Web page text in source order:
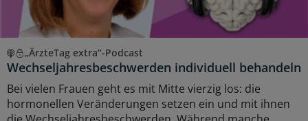
„ÄrzteTag extra“-Podcast
Wechseljahresbeschwerden individuell behandeln
Bei vielen Frauen geht es mit Mitte vierzig los: die
hormonellen Veränderungen setzen ein und mit ihnen